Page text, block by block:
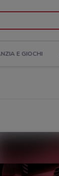
E GIOCHI